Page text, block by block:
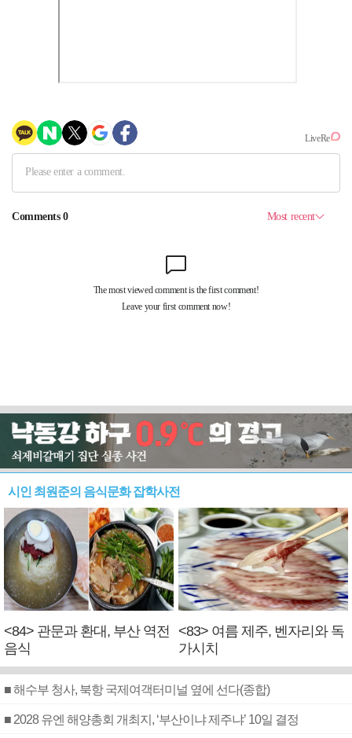
시인 최원준의 음식문화 잡학사전
<84> 관문과 환대, 부산 역전
음식
<83> 여름 제주, 벤자리와 독
가시치
■ 해수부 청사, 북항 국제여객터미널 옆에 선다(종합)
■ 2028 유엔 해양총회 개최지, ‘부산이냐 제주냐’ 10일 결정